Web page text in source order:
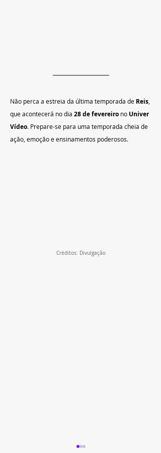
Não perca a estreia da última temporada de Reis
que acontecerá no dia 28 de fevereiro no Univer
Vídeo. Prepare-se para uma temporada cheia de
ação, emoção e ensinamentos poderosos.
Créditos: Divulgação